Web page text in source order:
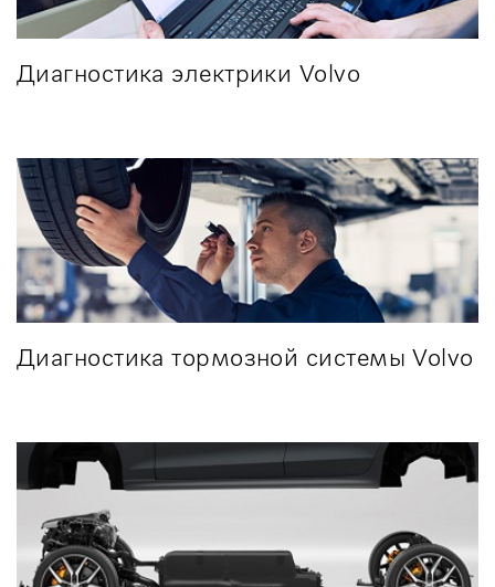
Диагностика электрики Volvo
Диагностика тормозной системы Volvo